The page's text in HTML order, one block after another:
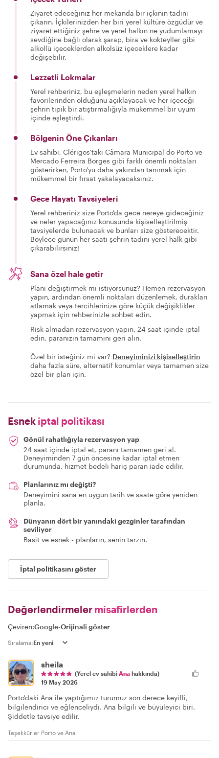
Ziyaret edeceğiniz her mekanda bir içkinin tadını
çıkarın. İçkilerinizden her biri yerel kültüre özgüdür ve
ziyaret ettiğiniz şehre ve yerel halkın ne yudumlamayı
sevdiğine bağlı olarak şarap, bira ve kokteyller gibi
alkollü içeceklerden alkolsüz içeceklere kadar
değişebilir.
Lezzetli Lokmalar
Yerel rehberiniz, bu eşleşmelerin neden yerel halkın
favorilerinden olduğunu açıklayacak ve her içeceği
şehrin tipik bir atıştırmalığıyla mükemmel bir uyum
içinde eşleştirdi.
Bölgenin Öne Çıkanları
Ev sahibi, Clérigos'taki Câmara Municipal do Porto ve
Mercado Ferreira Borges gibi farklı önemli noktaları
gösterirken, Porto'yu daha yakından tanımak için
mükemmel bir fırsat yakalayacaksınız.
Gece Hayatı Tavsiyeleri
Yerel rehberiniz size Porto'da gece nereye gideceğiniz
ve neler yapacağınız konusunda kişiselleştirilmiş
tavsiyelerde bulunacak ve bunları size gösterecektir.
Böylece günün her saati şehrin tadını yerel halk gibi
çıkarabilirsiniz!
Sana özel hale getir
Planı değiştirmek mi istiyorsunuz? Hemen rezervasyon
yapın, ardından önemli noktaları düzenlemek, durakları
atlamak veya tercihlerinize göre küçük değişiklikler
yapmak için rehberinizle sohbet edin.
Risk almadan rezervasyon yapın. 24 saat içinde iptal
edin, paranızın tamamını geri alın.
Özel bir isteğiniz mi var? Deneyiminizi kişiselleştirin
daha fazla süre, alternatif konumlar veya tamamen size
özel bir plan için.
Esnek iptal politikası
Gönül rahatlığıyla rezervasyon yap
24 saat içinde iptal et, paranı tamamen geri al.
Deneyiminden 7 gün öncesine kadar iptal etmen
durumunda, hizmet bedeli hariç paran iade edilir.
Planlarınız mı değişti?
Deneyimini sana en uygun tarih ve saate göre yeniden
planla.
Dünyanın dört bir yanındaki gezginler tarafından
seviliyor
Basit ve esnek - planların, senin tarzın.
İptal politikasını göster
Değerlendirmeler misafirlerden
Çeviren:Google-Orijinali göster
Sıralama:
sheila
(Yerel ev sahibi Ana hakkında)
19 May 2026
Porto'daki Ana ile yaptığımız turumuz son derece keyifli,
bilgilendirici ve eğlenceliydi. Ana bilgili ve büyüleyici biri.
Şiddetle tavsiye edilir.
Teşekkürler Porto ve Ana